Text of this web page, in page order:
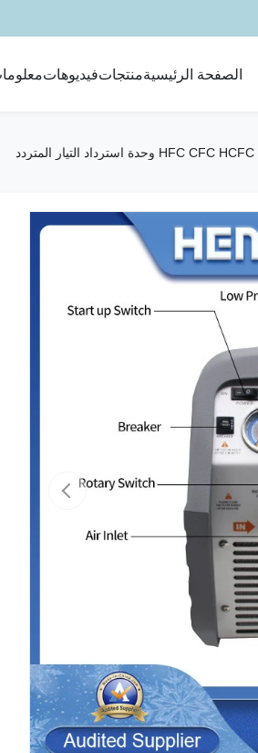
الصفحة الرئيسيةمنتجاتفيديوهات